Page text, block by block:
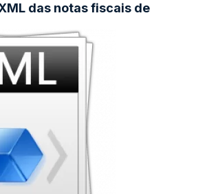
das notas fiscais de